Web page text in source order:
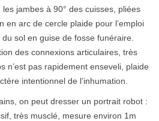
les jambes à 90° des cuisses, pliées
en arc de cercle plaide pour l’emploi
sol en guise de fosse funéraire.
des connexions articulaires, très
n’est pas rapidement enseveli, plaide
intentionnel de l’inhumation.
on peut dresser un portrait robot :
très musclé, mesure environ 1m